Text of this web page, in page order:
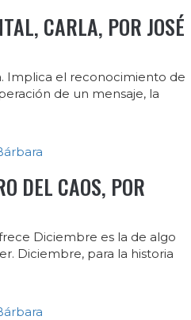
CARLA, POR JOSÉ
Implica el reconocimiento de
de un mensaje, la
DEL CAOS, POR
Diciembre es la de algo
Diciembre, para la historia